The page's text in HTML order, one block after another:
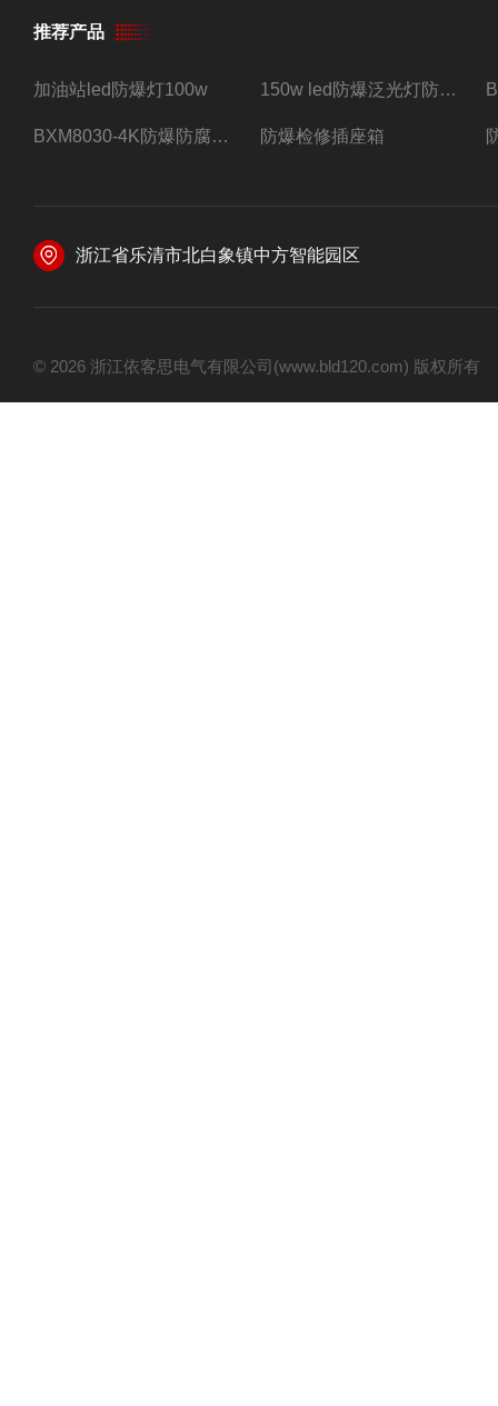
推荐产品
加油站led防爆灯100w 150w led防爆泛光灯防水防尘防爆三防灯
BXM8030-4K防爆防腐照明配电箱四路带总开关 防爆检修插座箱
浙江省乐清市北白象镇中方智能园区
© 2026 浙江依客思电气有限公司(www.bld120.com) 版权所有